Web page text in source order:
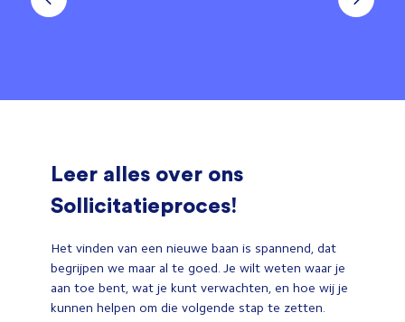
Leer alles over ons
Sollicitatieproces!
Het vinden van een nieuwe baan is spannend, dat
begrijpen we maar al te goed. Je wilt weten waar je
aan toe bent, wat je kunt verwachten, en hoe wij je
kunnen helpen om die volgende stap te zetten.